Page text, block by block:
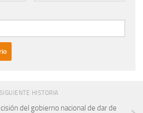
SIGUIENTE HISTORIA
del gobierno nacional de dar de